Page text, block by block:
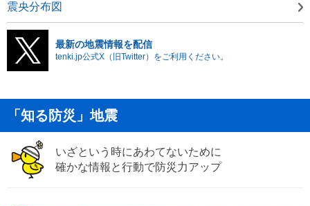
震央分布図
最新の地震情報を配信
tenki.jp公式X（旧Twitter）をご利用ください。
「知る防災」地震
いざという時にあわてないために
確かな情報と行動で防災力アップ